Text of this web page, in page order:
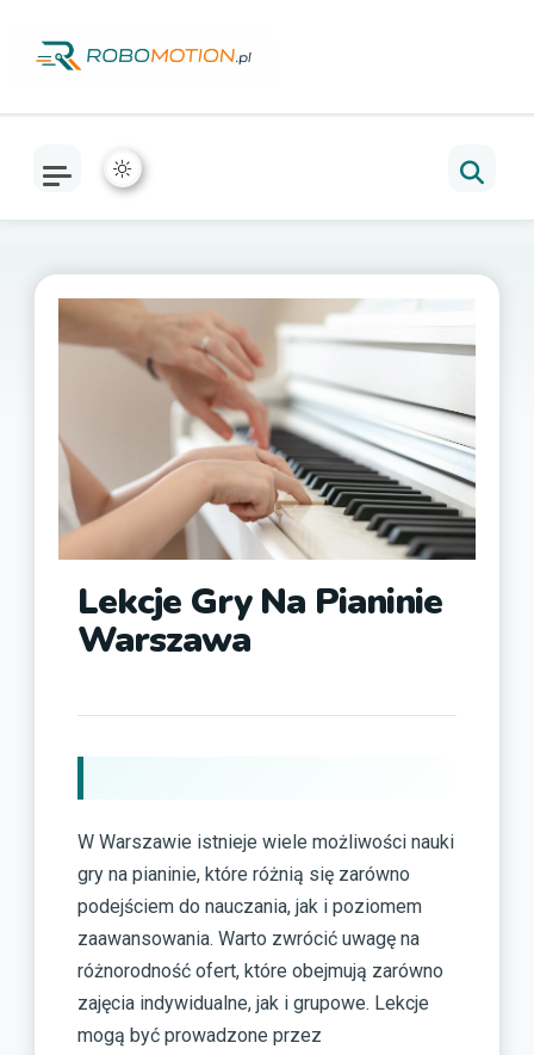
Lekcje Gry Na Pianinie
Warszawa
W Warszawie istnieje wiele możliwości nauki
gry na pianinie, które różnią się zarówno
podejściem do nauczania, jak i poziomem
zaawansowania. Warto zwrócić uwagę na
różnorodność ofert, które obejmują zarówno
zajęcia indywidualne, jak i grupowe. Lekcje
mogą być prowadzone przez